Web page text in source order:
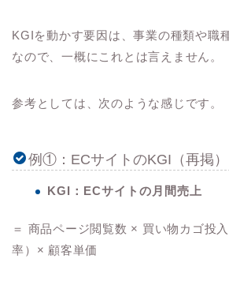
KGIを動かす要因は、事業の種類や職
なので、一概にこれとは言えません。
参考としては、次のような感じです。
例①：ECサイトのKGI（再掲）
KGI：ECサイトの月間売上
＝ 商品ページ閲覧数 × 買い物カゴ投
率）× 顧客単価